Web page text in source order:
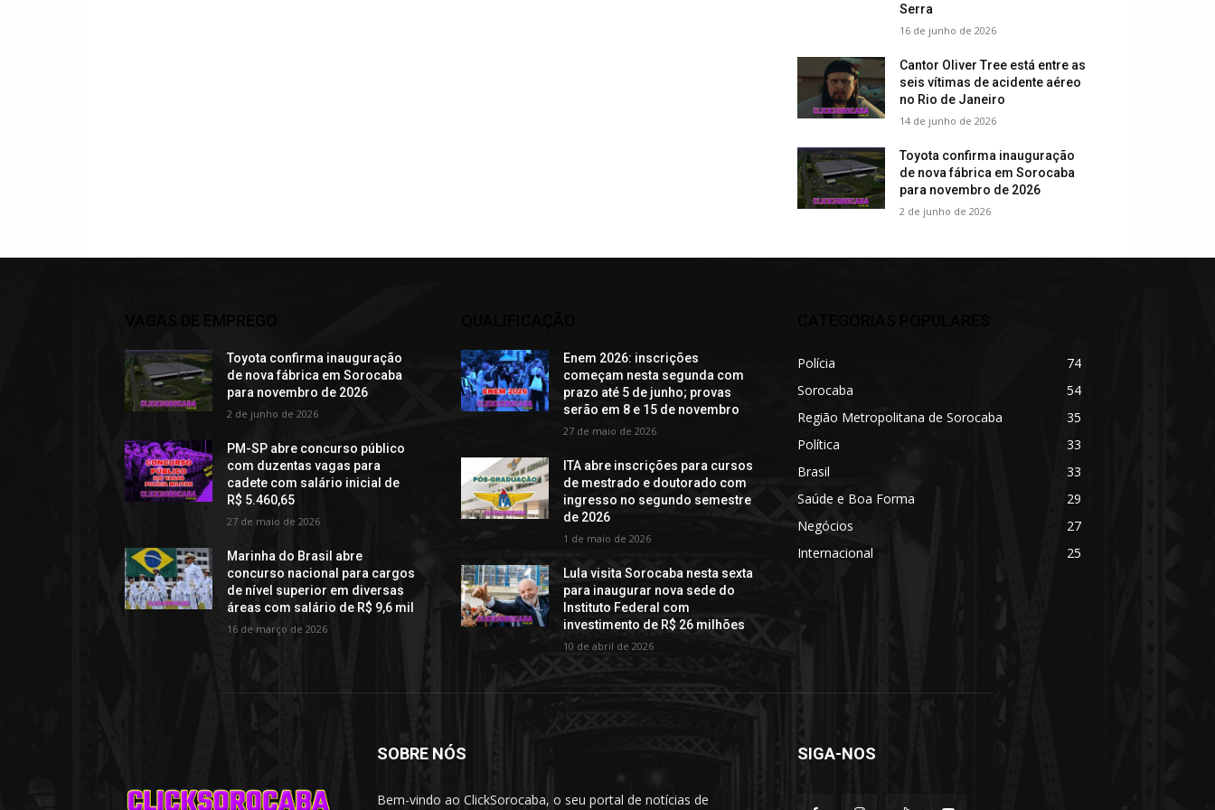
Serra
16 de junho de 2026
Cantor Oliver Tree está entre as
seis vítimas de acidente aéreo
no Rio de Janeiro
14 de junho de 2026
Toyota confirma inauguração
de nova fábrica em Sorocaba
para novembro de 2026
2 de junho de 2026
Toyota confirma inauguração
de nova fábrica em Sorocaba
para novembro de 2026
2 de junho de 2026
PM-SP abre concurso público
com duzentas vagas para
cadete com salário inicial de
R$ 5.460,65
27 de maio de 2026
Marinha do Brasil abre
concurso nacional para cargos
de nível superior em diversas
áreas com salário de R$ 9,6 mil
16 de março de 2026
Enem 2026: inscrições
começam nesta segunda com
prazo até 5 de junho; provas
serão em 8 e 15 de novembro
27 de maio de 2026
ITA abre inscrições para cursos
de mestrado e doutorado com
ingresso no segundo semestre
de 2026
1 de maio de 2026
Lula visita Sorocaba nesta sexta
para inaugurar nova sede do
Instituto Federal com
investimento de R$ 26 milhões
10 de abril de 2026
Polícia
74
Sorocaba
54
Região Metropolitana de Sorocaba
35
Política
33
Brasil
33
Saúde e Boa Forma
29
Negócios
27
Internacional
25
SOBRE NÓS
Bem-vindo ao ClickSorocaba, o seu portal de notícias de
SIGA-NOS